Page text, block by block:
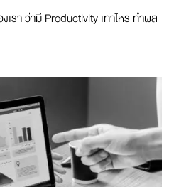
รา ว่ามี Productivity เท่าไหร่ ทำผล